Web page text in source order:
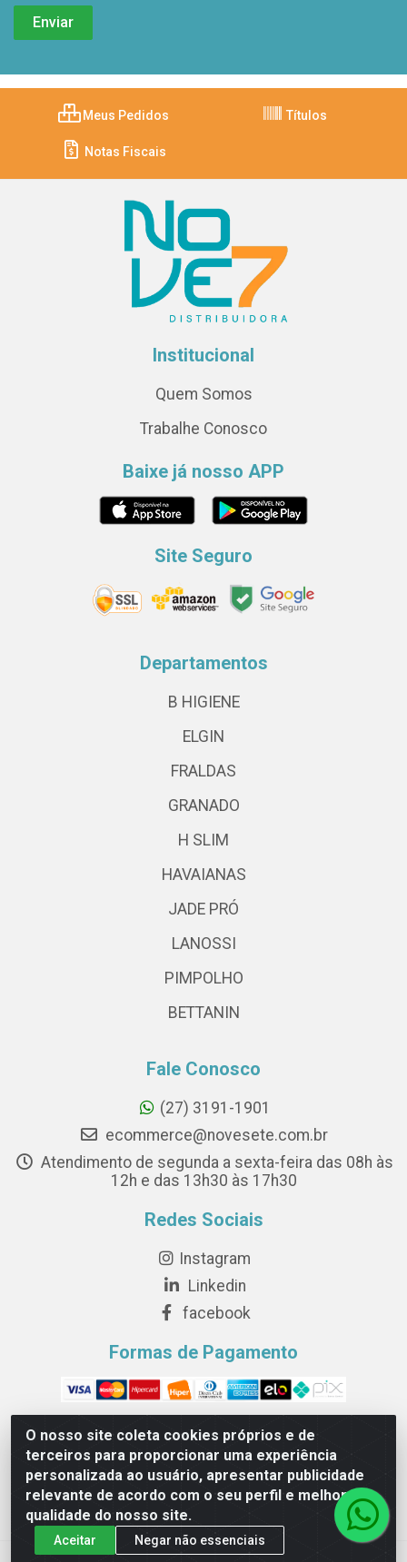
O nosso site coleta cookies próprios e de
terceiros para proporcionar uma experiência
personalizada ao usuário, apresentar publicidade
relevante de acordo com o seu perfil e melhorar a
qualidade do nosso site.
Aceitar
Negar não essenciais
Meus Pedidos Títulos
Notas Fiscais
Institucional
Quem Somos
Trabalhe Conosco
Baixe já nosso APP
Site Seguro
Departamentos
B HIGIENE
ELGIN
FRALDAS
GRANADO
H SLIM
HAVAIANAS
JADE PRÓ
LANOSSI
PIMPOLHO
BETTANIN
Fale Conosco
(27) 3191-1901
ecommerce@novesete.com.br
Atendimento de segunda a sexta-feira das 08h às
12h e das 13h30 às 17h30
Redes Sociais
Instagram
Linkedin
facebook
Formas de Pagamento
Novesete Distribuidora LTDA - Avenida Setecentos, S/N,
Terminal Intermodal da Serra, Serra/ES - CEP 29161-414 -
CNPJ 29.479.604/0001-44